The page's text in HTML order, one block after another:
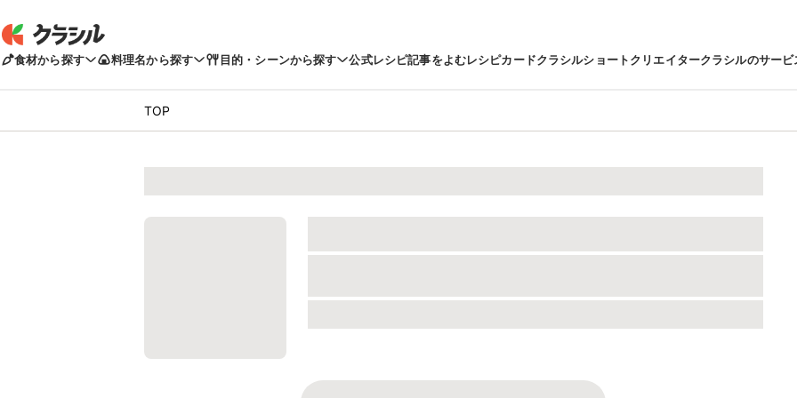
食材から探す 料理名から探す 目的・シーンから探す 公式レシピ記事をよむレシピカードクラシルショートクリエイタークラシルのサービ
TOP